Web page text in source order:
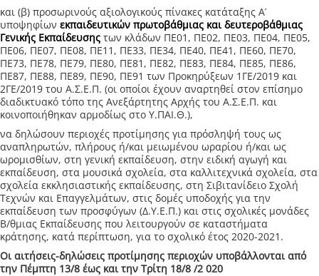
και (β) προσωρινούς αξιολογικούς πίνακες κατάταξης Α ́
υποψηφίων εκπαιδευτικών πρωτοβάθμιας και δευτεροβάθμιας
Γενικής Εκπαίδευσης των κλάδων ΠΕ01, ΠΕ02, ΠΕ03, ΠΕ04, ΠΕ05,
ΠΕ06, ΠΕ07, ΠΕ08, ΠΕ11, ΠΕ33, ΠΕ34, ΠΕ40, ΠΕ41, ΠΕ60, ΠΕ70,
ΠΕ73, ΠΕ78, ΠΕ79, ΠΕ80, ΠΕ81, ΠΕ82, ΠΕ83, ΠΕ84, ΠΕ85, ΠΕ86,
ΠΕ87, ΠΕ88, ΠΕ89, ΠΕ90, ΠΕ91 των Προκηρύξεων 1ΓΕ/2019 και
2ΓΕ/2019 του Α.Σ.Ε.Π. (οι οποίοι έχουν αναρτηθεί στον επίσημο
διαδικτυακό τόπο της Ανεξάρτητης Αρχής του Α.Σ.Ε.Π. και
κοινοποιήθηκαν αρμοδίως στο Υ.ΠΑΙ.Θ.),
να δηλώσουν περιοχές προτίμησης για πρόσληψή τους ως
αναπληρωτών, πλήρους ή/και μειωμένου ωραρίου ή/και ως
ωρομισθίων, στη γενική εκπαίδευση, στην ειδική αγωγή και
εκπαίδευση, στα μουσικά σχολεία, στα καλλιτεχνικά σχολεία, στα
σχολεία εκκλησιαστικής εκπαίδευσης, στη Σιβιτανίδειο Σχολή
Τεχνών και Επαγγελμάτων, στις δομές υποδοχής για την
εκπαίδευση των προσφύγων (Δ.Υ.Ε.Π.) και στις σχολικές μονάδες
Β/θμιας Εκπαίδευσης που λειτουργούν σε καταστήματα
κράτησης, κατά περίπτωση, για το σχολικό έτος 2020-2021.
Οι αιτήσεις-δηλώσεις προτίμησης περιοχών υποβάλλονται από
την Πέμπτη 13/8 έως και την Τρίτη 18/8 /2 020